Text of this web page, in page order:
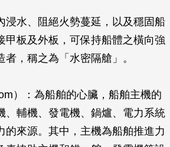
浸水、阻絕火勢蔓延，以及穩固船
甲板及外板，可保持船體之橫向強
，稱之為「水密隔艙」。
）：為船舶的心臟，船舶主機的
、輔機、發電機、鍋爐、電力系統
的來源。其中，主機為船舶推進力